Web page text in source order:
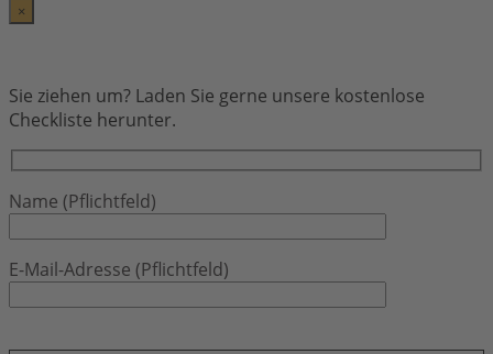
×
Sie ziehen um? Laden Sie gerne unsere kostenlose
Checkliste herunter.
Name (Pflichtfeld)
E-Mail-Adresse (Pflichtfeld)